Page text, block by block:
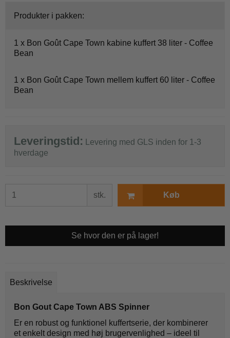
Produkter i pakken:
1 x Bon Goût Cape Town kabine kuffert 38 liter - Coffee
Bean
1 x Bon Goût Cape Town mellem kuffert 60 liter - Coffee
Bean
Leveringstid:
Levering med GLS inden for 1-3
hverdage
stk. Køb
Se hvor den er på lager!
Beskrivelse
Bon Gout Cape Town ABS Spinner
Er en robust og funktionel kuffertserie, der kombinerer
et enkelt design med høj brugervenlighed – ideel til